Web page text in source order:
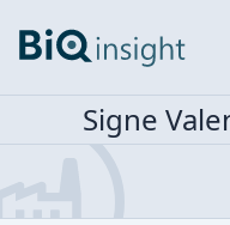
Signe